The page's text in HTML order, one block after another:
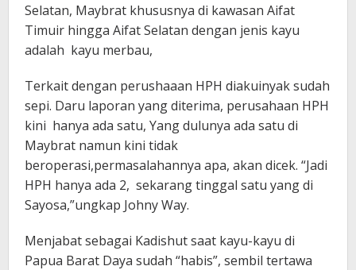
Selatan, Maybrat khususnya di kawasan Aifat
Timuir hingga Aifat Selatan dengan jenis kayu
adalah kayu merbau,
Terkait dengan perushaaan HPH diakuinyak sudah
sepi. Daru laporan yang diterima, perusahaan HPH
kini hanya ada satu, Yang dulunya ada satu di
Maybrat namun kini tidak
beroperasi,permasalahannya apa, akan dicek. “Jadi
HPH hanya ada 2, sekarang tinggal satu yang di
Sayosa,”ungkap Johny Way.
Menjabat sebagai Kadishut saat kayu-kayu di
Papua Barat Daya sudah “habis”, sembil tertawa